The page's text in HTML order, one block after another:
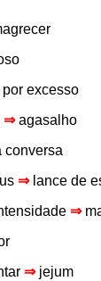
excesso
⇒agasalho
⇒lance de
⇒
⇒jejum